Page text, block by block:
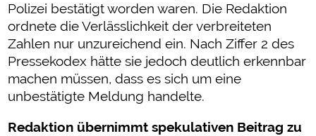
Polizei bestätigt worden waren. Die Redaktion
ordnete die Verlässlichkeit der verbreiteten
Zahlen nur unzureichend ein. Nach Ziffer 2 des
Pressekodex hätte sie jedoch deutlich erkennbar
machen müssen, dass es sich um eine
unbestätigte Meldung handelte.
Redaktion übernimmt spekulativen Beitrag zu